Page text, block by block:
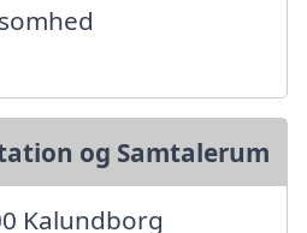
og Samtalerum
Kalundborg